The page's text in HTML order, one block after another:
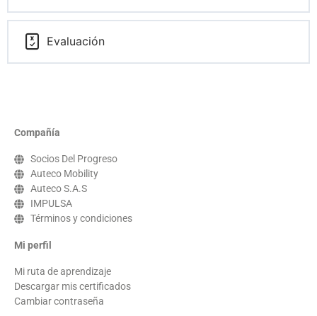
Evaluación
Compañía
Socios Del Progreso
Auteco Mobility
Auteco S.A.S
IMPULSA
Términos y condiciones
Mi perfil
Mi ruta de aprendizaje
Descargar mis certificados
Cambiar contraseña